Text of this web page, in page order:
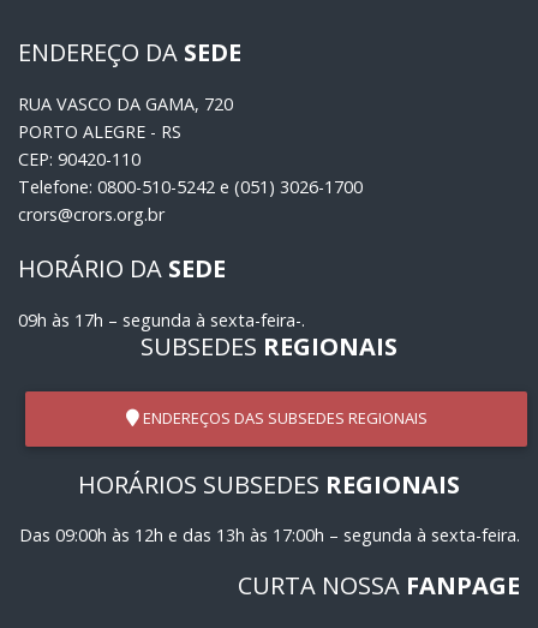
ENDEREÇO DA SEDE
RUA VASCO DA GAMA, 720
PORTO ALEGRE - RS
CEP: 90420-110
Telefone: 0800-510-5242 e (051) 3026-1700
crors@crors.org.br
HORÁRIO DA SEDE
09h às 17h – segunda à sexta-feira-.
SUBSEDES REGIONAIS
ENDEREÇOS DAS SUBSEDES REGIONAIS
HORÁRIOS SUBSEDES REGIONAIS
Das 09:00h às 12h e das 13h às 17:00h – segunda à sexta-feira.
CURTA NOSSA FANPAGE